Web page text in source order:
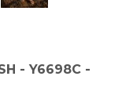
- Y6698C -